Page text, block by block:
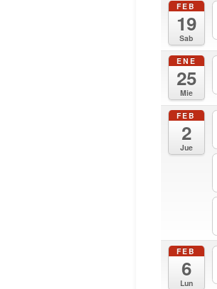
FEB
19
Sab
ENE
25
Mie
FEB
2
Jue
FEB
6
Lun